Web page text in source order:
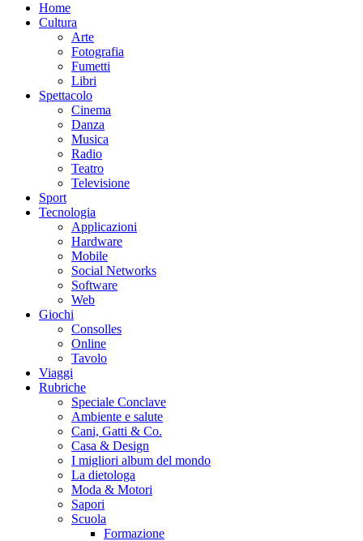
Home
Cultura
Arte
Fotografia
Fumetti
Libri
Spettacolo
Cinema
Danza
Musica
Radio
Teatro
Televisione
Sport
Tecnologia
Applicazioni
Hardware
Mobile
Social Networks
Software
Web
Giochi
Consolles
Online
Tavolo
Viaggi
Rubriche
Speciale Conclave
Ambiente e salute
Cani, Gatti & Co.
Casa & Design
I migliori album del mondo
La dietologa
Moda & Motori
Sapori
Scuola
Formazione